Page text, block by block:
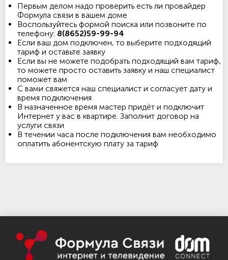
Первым делом надо проверить есть ли провайдер
Формула связи в вашем доме
Воспользуйтесь формой поиска или позвоните по
телефону: 8(8652)59-99-94
Если ваш дом подключен, то выберите подходящий
тариф и оставьте заявку
Если вы не можете подобрать подходящий вам тариф,
то можете просто оставить заявку и наш специалист
поможет вам
С вами свяжется наш специалист и согласует дату и
время подключения
В назначенное время мастер придёт и подключит
Интернет у вас в квартире. Заполнит договор на
услуги связи
В течении часа после подключения вам необходимо
оплатить абонентскую плату за тариф